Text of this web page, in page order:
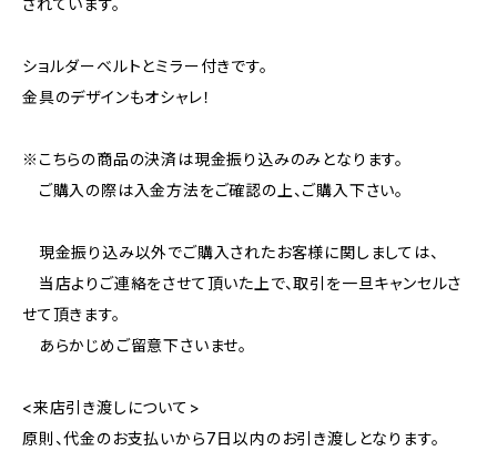
されています。
ショルダーベルトとミラー付きです。
金具のデザインもオシャレ！
※こちらの商品の決済は現金振り込みのみとなります。
ご購入の際は入金方法をご確認の上、ご購入下さい。
現金振り込み以外でご購入されたお客様に関しましては、
当店よりご連絡をさせて頂いた上で、取引を一旦キャンセルさ
せて頂きます。
あらかじめご留意下さいませ。
<来店引き渡しについて>
原則、代金のお支払いから7日以内のお引き渡しとなります。